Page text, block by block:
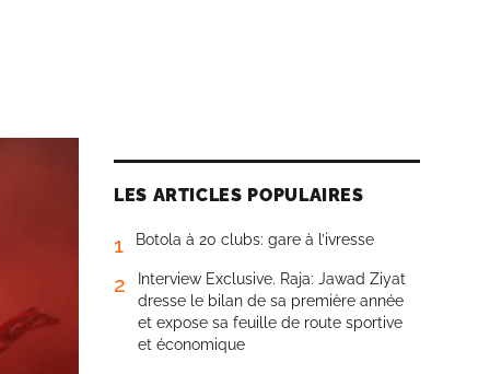
LES ARTICLES POPULAIRES
1 Botola à 20 clubs: gare à l’ivresse
2
Interview Exclusive. Raja: Jawad Ziyat
dresse le bilan de sa première année
et expose sa feuille de route sportive
et économique